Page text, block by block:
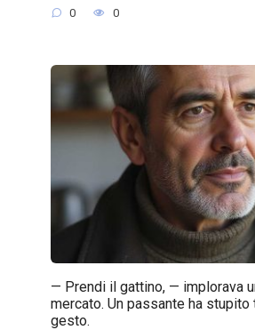
0 0
— Prendi il gattino, — implorava
mercato. Un passante ha
gesto.